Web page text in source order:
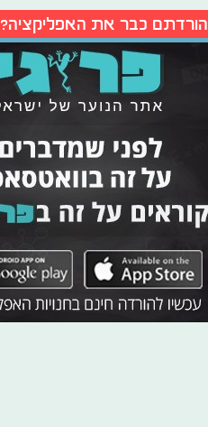
הורדתם כבר את האפליקציה?